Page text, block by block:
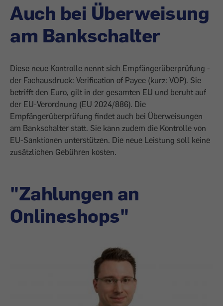
Auch bei Überweisung
am Bankschalter
Diese neue Kontrolle nennt sich Empfängerüberprüfung -
der Fachausdruck: Verification of Payee (kurz: VOP). Sie
betrifft den Euro, gilt in der gesamten EU und beruht auf
der EU-Verordnung (EU 2024/886). Die
Empfängerüberprüfung findet auch bei Überweisungen
am Bankschalter statt. Sie kann zudem die Kontrolle von
EU-Sanktionen unterstützen. Die neue Leistung soll keine
zusätzlichen Gebühren kosten.
"Zahlungen an
Onlineshops"